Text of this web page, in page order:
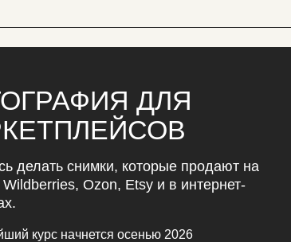
ДЛЯ
делать снимки, которые продают на
Ozon, Etsy и в интернет-
курс начнется осенью 2026